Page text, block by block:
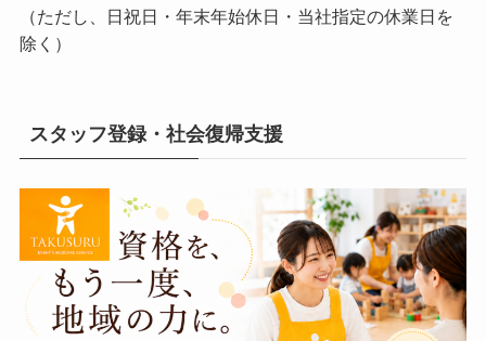
（ただし、日祝日・年末年始休日・当社指定の休業日を
除く）
スタッフ登録・社会復帰支援